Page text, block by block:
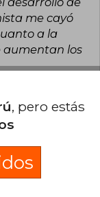
me cayó
a la
aumentan los
01 de Junio,
, pero estás